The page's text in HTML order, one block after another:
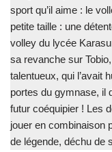
sport qu’il aime : le
petite taille : une
volley du lycée
sa revanche sur
talentueux, qui l’avait
portes du gymnase, il
futur coéquipier ! Les
jouer en combinaison
de légende, déchu de